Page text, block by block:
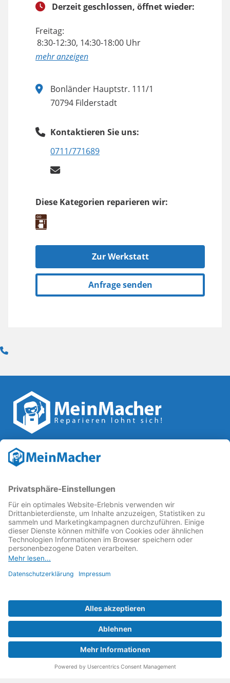
Derzeit geschlossen, öffnet wieder:
Freitag:
8:30-12:30, 14:30-18:00 Uhr
anzeigen
Bonländer Hauptstr. 111/1
70794 Filderstadt
Kontaktieren Sie uns:
0711/771689
Diese Kategorien reparieren wir:
Zur Werkstatt
Anfrage senden
Reparatur Revolution
Reparatur↗ für eineReparatur Revolution
Reparaturbedingungen: Für Produkte, die sich gut
reparieren lassen, für günstigere Ersatzteile und den
Erhalt der reparierenden Betriebe und des Reparatur-
Know-hows in Deutschland.
Weitere Informationen
Fachhändler finden
FAQ - häufig gestellte Fragen
© 2023 MeinMacher - eine Marke der Vangerow GmbH
Barrierefreiheit